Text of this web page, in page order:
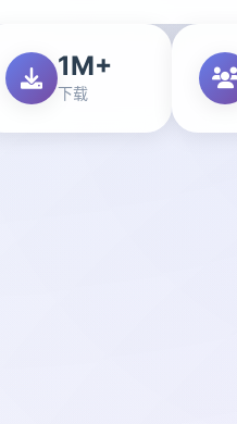
1M+
下载